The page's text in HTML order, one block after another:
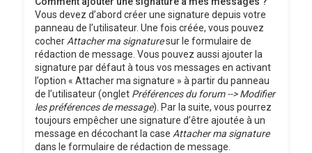
Vous devez d’abord créer une signature depuis votre
panneau de l’utilisateur. Une fois créée, vous pouvez
cocher Attacher ma signaturesur le formulaire de
rédaction de message. Vous pouvez aussi ajouter la
signature par défaut à tous vos messages en activant
l’option « Attacher ma signature » à partir du panneau
de l’utilisateur (onglet Préférences du forum --> Modifier
les préférences de message). Par la suite, vous pourrez
toujours empêcher une signature d’être ajoutée à un
message en décochant la case Attacher ma signature
dans le formulaire de rédaction de message.